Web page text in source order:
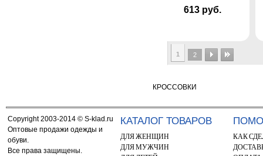
613 руб.
1 2
КРОССОВКИ
Copyright 2003-2014 © S-klad.ru
Оптовые продажи одежды и
обуви.
Все права защищены.
КАТАЛОГ ТОВАРОВ
ДЛЯ ЖЕНЩИН
ДЛЯ МУЖЧИН
КАК